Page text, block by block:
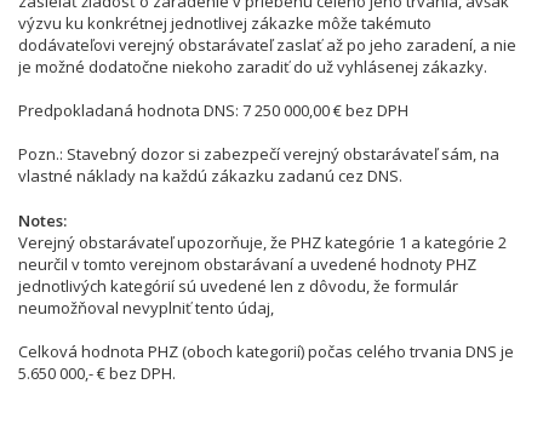
výzvu ku konkrétnej jednotlivej zákazke môže takémuto
dodávateľovi verejný obstarávateľ zaslať až po jeho zaradení, a nie
je možné dodatočne niekoho zaradiť do už vyhlásenej zákazky.
Predpokladaná hodnota DNS: 7 250 000,00 € bez DPH
Pozn.: Stavebný dozor si zabezpečí verejný obstarávateľ sám, na
vlastné náklady na každú zákazku zadanú cez DNS.
Notes
Verejný obstarávateľ upozorňuje, že PHZ kategórie 1 a kategórie 2
neurčil v tomto verejnom obstarávaní a uvedené hodnoty PHZ
jednotlivých kategórií sú uvedené len z dôvodu, že formulár
neumožňoval nevyplniť tento údaj,
Celková hodnota PHZ (oboch kategorií) počas celého trvania DNS je
5.650 000,- € bez DPH.